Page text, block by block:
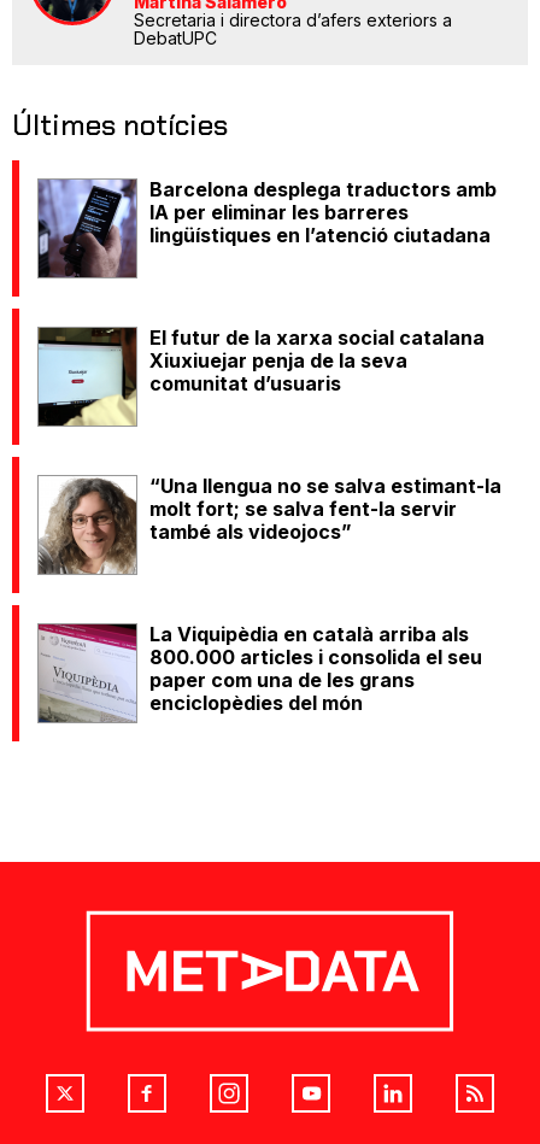
Secretaria i directora d’afers exteriors a
DebatUPC
Últimes notícies
Barcelona desplega traductors amb
IA per eliminar les barreres
lingüístiques en l’atenció ciutadana
El futur de la xarxa social catalana
Xiuxiuejar penja de la seva
comunitat d’usuaris
“Una llengua no se salva estimant-la
molt fort; se salva fent-la servir
també als videojocs”
La Viquipèdia en català arriba als
800.000 articles i consolida el seu
paper com una de les grans
enciclopèdies del món